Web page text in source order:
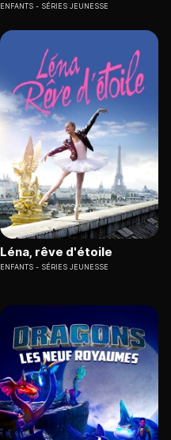
ENFANTS SÉRIES JEUNESSE
Léna, rêve d'étoile
ENFANTS SÉRIES JEUNESSE